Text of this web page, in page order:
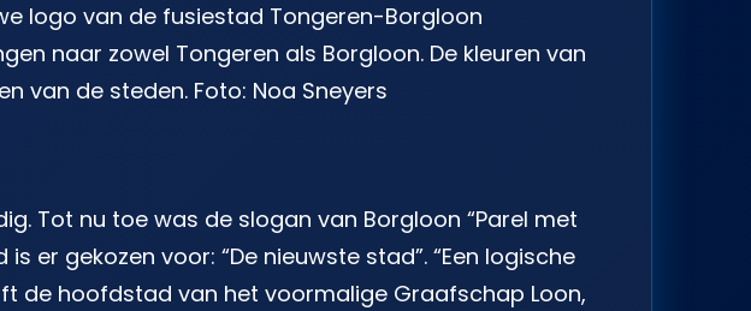
logo van de fusiestad Tongeren-Borgloon
naar zowel Tongeren als Borgloon. De kleuren van
van de steden. Foto: Noa Sneyers
Tot nu toe was de slogan van Borgloon “Parel met
er gekozen voor: “De nieuwste stad”. “Een logische
de hoofdstad van het voormalige Graafschap Loon,